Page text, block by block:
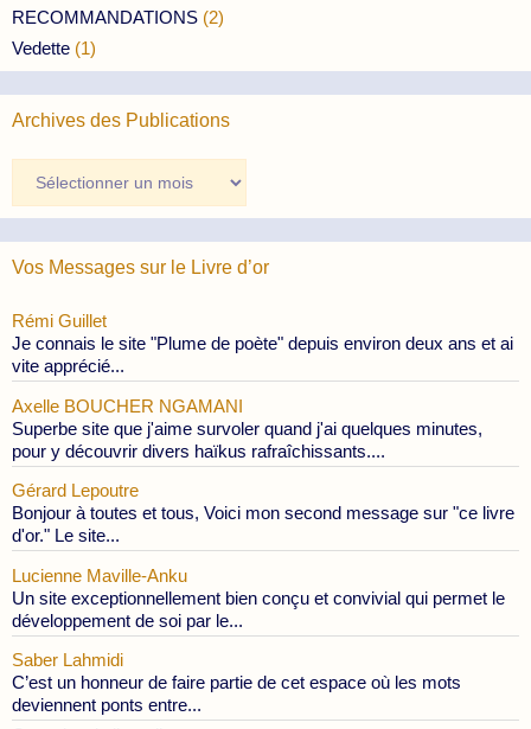
RECOMMANDATIONS (2)
Vedette (1)
Archives des Publications
des
Publications
Vos Messages sur le Livre d’or
Rémi Guillet
Je connais le site "Plume de poète" depuis environ deux ans et ai
vite apprécié...
Axelle BOUCHER NGAMANI
Superbe site que j'aime survoler quand j'ai quelques minutes,
pour y découvrir divers haïkus rafraîchissants....
Gérard Lepoutre
Bonjour à toutes et tous, Voici mon second message sur "ce livre
d'or." Le site...
Lucienne Maville-Anku
Un site exceptionnellement bien conçu et convivial qui permet le
développement de soi par le...
Saber Lahmidi
C’est un honneur de faire partie de cet espace où les mots
deviennent ponts entre...